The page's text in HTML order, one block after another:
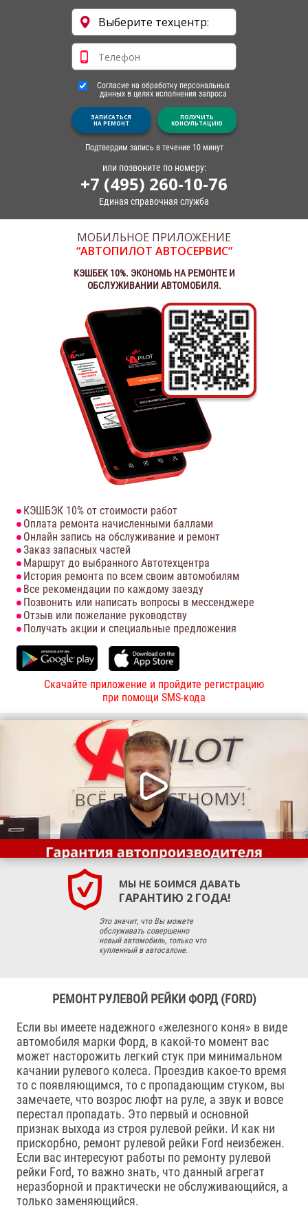
Согласие на обработку персональных
данных в целях исполнения запроса
ЗАПИСАТЬСЯ
НА РЕМОНТ
ПОЛУЧИТЬ
КОНСУЛЬТАЦИЮ
Подтвердим запись в течение 10 минут
или позвоните по номеру:
+7 (495) 260-10-76
Единая справочная служба
МОБИЛЬНОЕ ПРИЛОЖЕНИЕ
“АВТОПИЛОТ АВТОСЕРВИС”
КЭШБЕК 10%. ЭКОНОМЬ НА РЕМОНТЕ И
ОБСЛУЖИВАНИИ АВТОМОБИЛЯ.
КЭШБЭК 10% от стоимости работ
Оплата ремонта начисленными баллами
Онлайн запись на обслуживание и ремонт
Заказ запасных частей
Маршрут до выбранного Автотехцентра
История ремонта по всем своим автомобилям
Все рекомендации по каждому заезду
Позвонить или написать вопросы в мессенджере
Отзыв или пожелание руководству
Получать акции и специальные предложения
Скачайте приложение и пройдите регистрацию
при помощи SMS-кода
МЫ НЕ БОИМСЯ ДАВАТЬ
ГАРАНТИЮ 2 ГОДА!
Это значит, что Вы можете
обслуживать совершенно
новый автомобиль, только что
купленный в автосалоне.
РЕМОНТ РУЛЕВОЙ РЕЙКИ ФОРД (FORD)
Если вы имеете надежного «железного коня» в виде
автомобиля марки Форд, в какой-то момент вас
может насторожить легкий стук при минимальном
качании рулевого колеса. Проездив какое-то время
то с появляющимся, то с пропадающим стуком, вы
замечаете, что возрос люфт на руле, а звук и вовсе
перестал пропадать. Это первый и основной
признак выхода из строя рулевой рейки. И как ни
прискорбно, ремонт рулевой рейки Ford неизбежен.
Если вас интересуют работы по ремонту рулевой
рейки Ford, то важно знать, что данный агрегат
неразборной и практически не обслуживающийся, а
только заменяющийся.